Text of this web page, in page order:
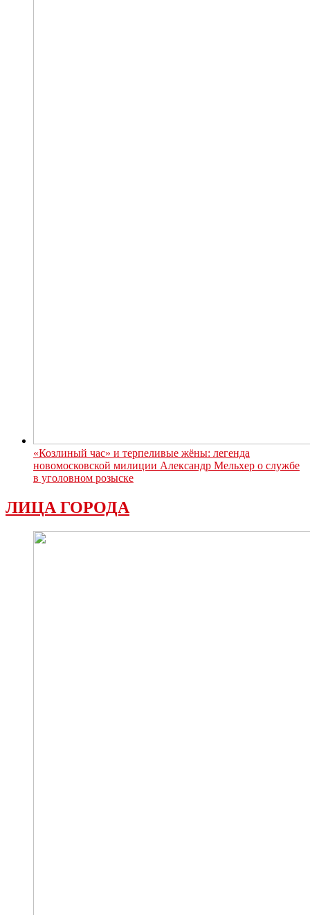
«Козлиный час» и терпеливые жёны: легенда
новомосковской милиции Александр Мельхер о службе
в уголовном розыске
ЛИЦА ГОРОДА